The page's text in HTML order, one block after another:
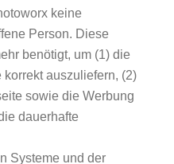
keine
Person. Diese
benötigt, um (1) die
korrekt auszuliefern, (2)
sowie die Werbung
dauerhafte
Systeme und der